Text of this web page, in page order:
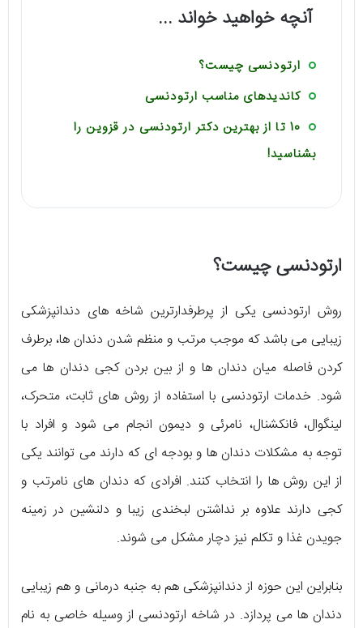
آنچه خواهید خواند ...
ارتودنسی چیست؟
کاندیدهای مناسب ارتودنسی
10 تا از بهترین دکتر ارتودنسی در قزوین را
بشناسید!
ارتودنسی چیست؟
روش ارتودنسی یکی از پرطرفدارترین شاخه های دندانپزشکی
زیبایی می باشد که موجب مرتب و منظم شدن دندان ها، برطرف
کردن فاصله میان دندان ها و از بین بردن کجی دندان ها می
شود. خدمات ارتودنسی با استفاده از روش های ثابت، متحرک،
لینگوال، فانکشنال، نامرئی و دیمون انجام می شود و افراد با
توجه به مشکلات دندان ها و بودجه ای که دارند می توانند یکی
از این روش ها را انتخاب کنند. افرادی که دندان های نامرتب و
کجی دارند علاوه بر نداشتن لبخندی زیبا و دلنشین در زمینه
جویدن غذا و تکلم نیز دچار مشکل می شوند.
بنابراین این حوزه از دندانپزشکی هم به جنبه درمانی و هم زیبایی
دندان ها می پردازد. در شاخه ارتودنسی از وسیله خاصی به نام